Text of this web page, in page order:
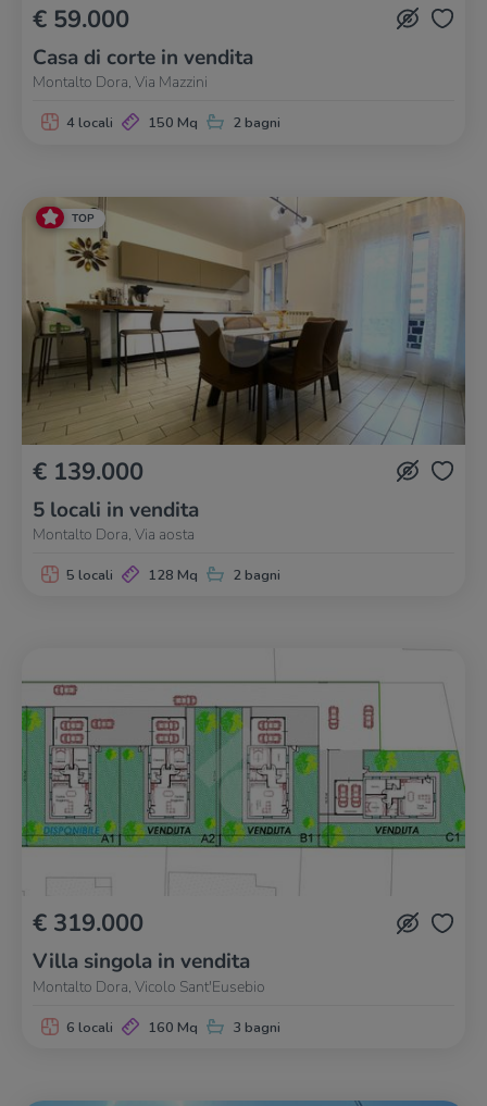
€ 59.000
Casa di corte in vendita
Montalto Dora, Via Mazzini
4 locali 150 Mq 2 bagni
TOP
€ 139.000
5 locali in vendita
Montalto Dora, Via aosta
5 locali 128 Mq 2 bagni
€ 319.000
Villa singola in vendita
Montalto Dora, Vicolo Sant'Eusebio
6 locali 160 Mq 3 bagni